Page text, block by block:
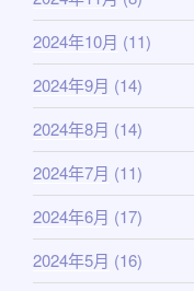
2024年10月 (11)
2024年9月 (14)
2024年8月 (14)
2024年7月 (11)
2024年6月 (17)
2024年5月 (16)